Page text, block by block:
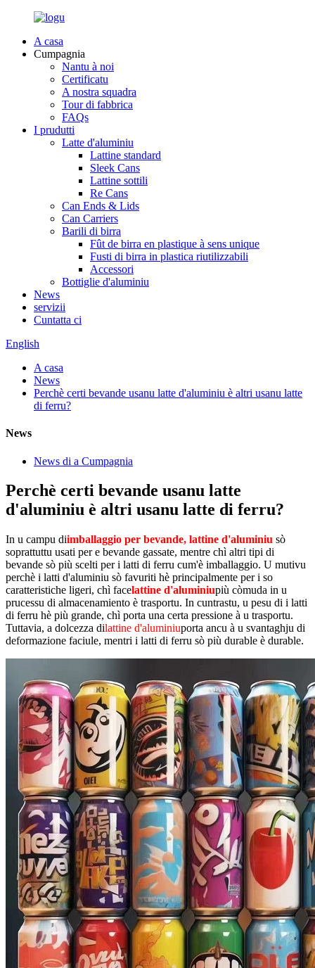
A casa
Cumpagnia
Nantu à noi
Certificatu
A nostra squadra
Tour di fabbrica
FAQs
I prudutti
Latte d'aluminiu
Lattine standard
Sleek Cans
Lattine sottili
Re Cans
Can Ends & Lids
Can Carriers
Barili di birra
Fût de birra en plastique à sens unique
Fusti di birra in plastica riutilizzabili
Accessori
Bottiglie d'aluminiu
News
servizii
Cuntatta ci
English
A casa
News
Perchè certi bevande usanu latte d'aluminiu è altri usanu latte
di ferru?
News
News di a Cumpagnia
Perchè certi bevande usanu latte
d'aluminiu è altri usanu latte di ferru?
In u campu diimballaggio per bevande, lattine d'aluminiu sò
soprattuttu usati per e bevande gassate, mentre chì altri tipi di
bevande sò più scelti per i latti di ferru cum'è imballaggio. U mutivu
perchè i latti d'aluminiu sò favuriti hè principalmente per i so
caratteristiche ligeri, chì facelattine d'aluminiupiù còmuda in u
prucessu di almacenamiento è trasportu. In cuntrastu, u pesu di i latti
di ferru hè più grande, chì porta una certa pressione à u trasportu.
Tuttavia, a dolcezza dilattine d'aluminiuporta ancu à u svantaghju di
deformazione faciule, mentri i latti di ferru sò più durable è durable.